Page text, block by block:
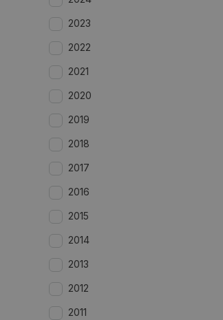
2023
2022
2021
2020
2019
2018
2017
2016
2015
2014
2013
2012
2011